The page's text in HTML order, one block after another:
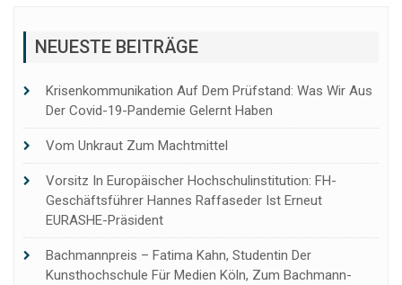
NEUESTE BEITRÄGE
Krisenkommunikation Auf Dem Prüfstand: Was Wir Aus
Der Covid-19-Pandemie Gelernt Haben
Vom Unkraut Zum Machtmittel
Vorsitz In Europäischer Hochschulinstitution: FH-
Geschäftsführer Hannes Raffaseder Ist Erneut
EURASHE-Präsident
Bachmannpreis – Fatima Kahn, Studentin Der
Kunsthochschule Für Medien Köln, Zum Bachmann-